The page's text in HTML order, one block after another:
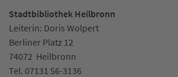
Stadtbibliothek Heilbronn
Leiterin: Doris Wolpert
Berliner Platz 12
74072 Heilbronn
Tel. 07131 56-3136